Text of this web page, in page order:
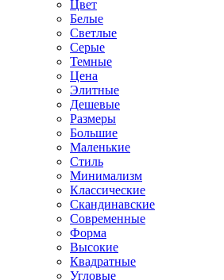
Цвет
Белые
Светлые
Серые
Темные
Цена
Элитные
Дешевые
Размеры
Большие
Маленькие
Стиль
Минимализм
Классические
Скандинавские
Современные
Форма
Высокие
Квадратные
Угловые